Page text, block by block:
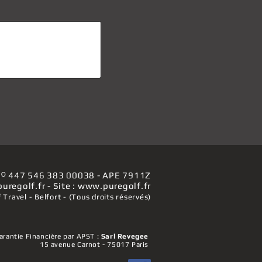
447 546 383 00038 - APE 7911Z
- Site : www.puregolf.fr
- Belfort - (Tous droits réservés)
Financière par APST : Sarl Revegee
15 avenue Carnot - 75017 Paris